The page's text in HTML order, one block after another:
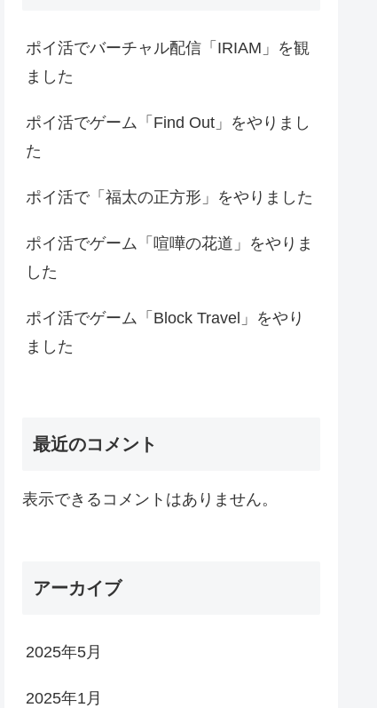
ポイ活でバーチャル配信「IRIAM」を観
ました
ポイ活でゲーム「Find Out」をやりまし
た
ポイ活で「福太の正方形」をやりました
ポイ活でゲーム「喧嘩の花道」をやりま
した
ポイ活でゲーム「Block Travel」をやり
ました
最近のコメント
表示できるコメントはありません。
アーカイブ
2025年5月
2025年1月